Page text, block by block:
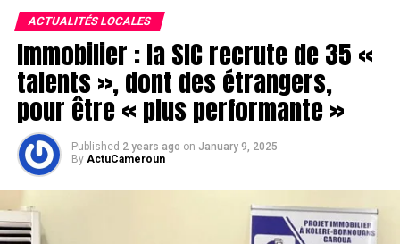
ACTUALITÉS LOCALES
Immobilier : la SIC recrute de 35 «
talents », dont des étrangers,
pour être « plus performante »
Published 2 years ago on January 9, 2025
By ActuCameroun